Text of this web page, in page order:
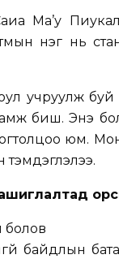
Ма’у
нэг нь
учруулж буй
биш. Энэ
юм.
тэмдэглэлээ.
болов
байдлын